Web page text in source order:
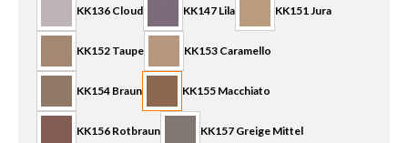
KK136 Cloud KK147 Lila KK151 Jura
KK152 Taupe KK153 Caramello
KK154 Braun KK155 Macchiato
KK156 Rotbraun KK157 Greige Mittel